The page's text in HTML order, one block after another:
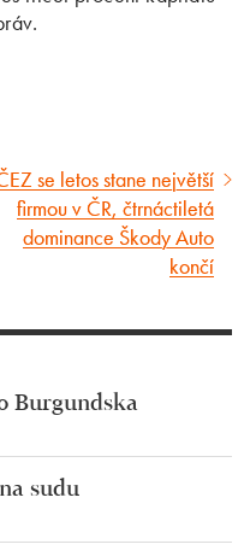
se letos stane největší
firmou v ČR, čtrnáctiletá
dominance Škody Auto
končí
Burgundska
sudu